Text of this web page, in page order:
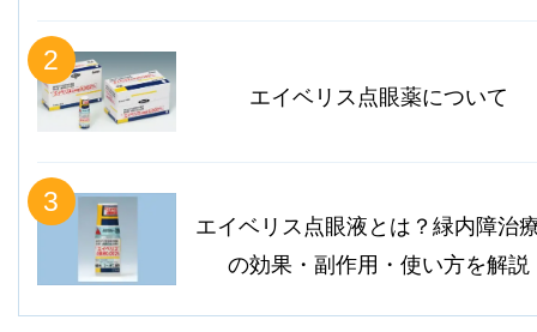
2
エイベリス点眼薬について
3
エイベリス点眼液とは？緑内障治
の効果・副作用・使い方を解説